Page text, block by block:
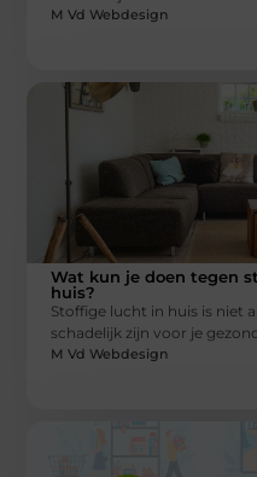
M Vd Webdesign
Wat kun je doen tegen
huis?
Stoffige lucht in huis is niet
schadelijk zijn voor je
M Vd Webdesign